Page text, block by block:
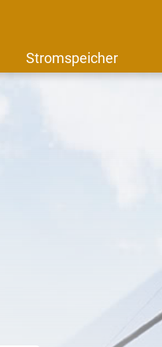
Stromspeicher